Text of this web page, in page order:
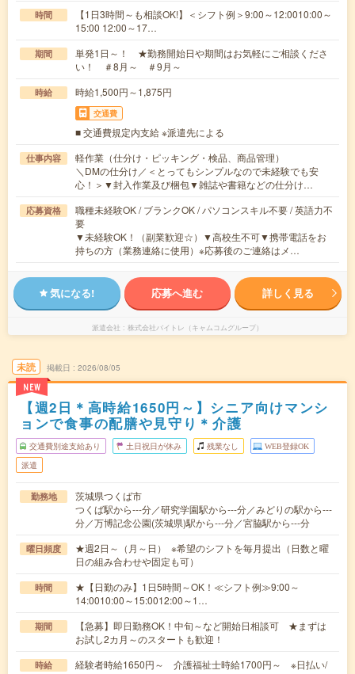
時間
【1日3時間～も相談OK!】＜シフト例＞9:00～12:0010:00～
15:00 12:00～17…
期間
単発1日～！ ★勤務開始日や期間はお気軽にご相談くださ
い！ ＃8月～ ＃9月～
時給 時給1,500円～1,875円
交通費
■ 交通費規定内支給 ※派遣先による
仕事内容
軽作業（仕分け・ピッキング・検品、商品管理）
＼DMの仕分け／＜とってもシンプルなので未経験でも安
心！＞▼封入作業及び梱包▼雑誌や書籍などの仕分け…
応募資格
職種未経験OK / ブランクOK / パソコンスキル不要 / 英語力不
要
▼未経験OK！（副業歓迎☆）▼高校生不可▼携帯電話をお
持ちの方（業務連絡に使用）※応募後のご連絡はメ…
気になる! 応募へ進む 詳しく見る
派遣会社 株式会社バイトレ（キャムコムグループ）
未読
NEW
掲載日 2026/08/05
【週2日＊高時給1650円～】シニア向けマンシ
ョンで食事の配膳や見守り＊介護
交通費別途支給あり 土日祝日が休み 残業なし WEB登録OK
派遣
勤務地
茨城県つくば市
つくば駅から---分／研究学園駅から---分／みどりの駅から---
分／万博記念公園(茨城県)駅から---分／宮脇駅から---分
曜日頻度
★週2日～（月～日） ※希望のシフトを毎月提出（日数と曜
日の組み合わせや固定も可）
時間
★【日勤のみ】1日5時間～OK！≪シフト例≫9:00～
14:0010:00～15:0012:00～1…
期間
【急募】即日勤務OK！中旬～など開始日相談可 ★まずは
お試し2カ月～のスタートも歓迎！
時給
経験者時給1650円～ 介護福祉士時給1700円～ ※日払い/